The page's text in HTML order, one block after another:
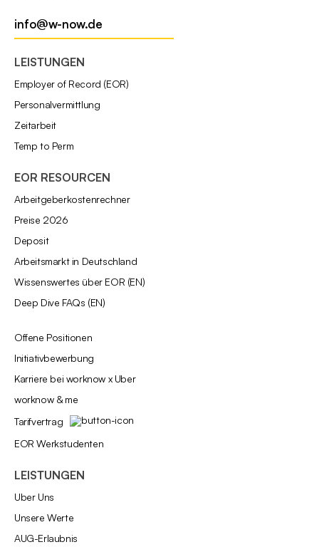
info@w-now.de
LEISTUNGEN
Employer of Record (EOR)
Personalvermittlung
Zeitarbeit
Temp to Perm
EOR RESOURCEN
Arbeitgeberkostenrechner
Preise 2026
Deposit
Arbeitsmarkt in Deutschland
Wissenswertes über EOR (EN)
Deep Dive FAQs (EN)
Offene Positionen
Initiativbewerbung
Karriere bei worknow x Uber
worknow & me
Tarifvertrag
EOR Werkstudenten
LEISTUNGEN
Über Uns
Unsere Werte
AÜG-Erlaubnis